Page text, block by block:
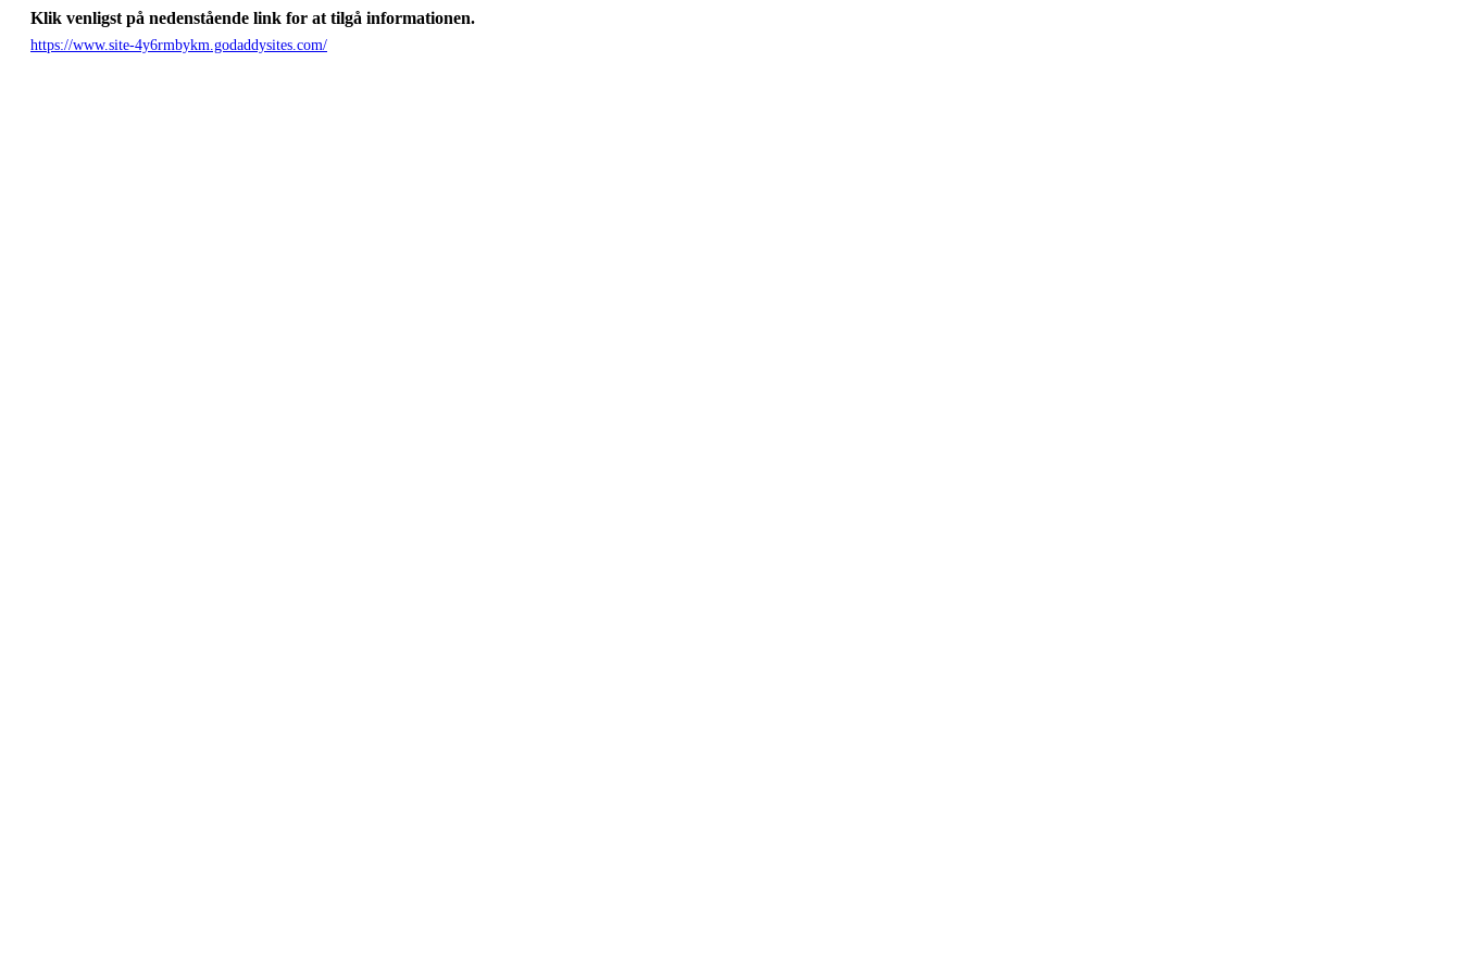
Klik venligst på nedenstående link for at tilgå informationen.
https://www.site-4y6rmbykm.godaddysites.com/